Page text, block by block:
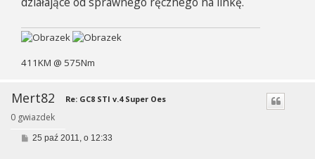
411KM @ 575Nm
Mert82
0 gwiazdek
Re: GC8 STI v.4 Super Oes
P25 paź 2011, o 12:33